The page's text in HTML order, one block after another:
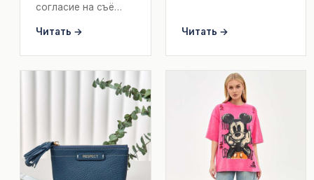
согласие на съё…
Читать → Читать →